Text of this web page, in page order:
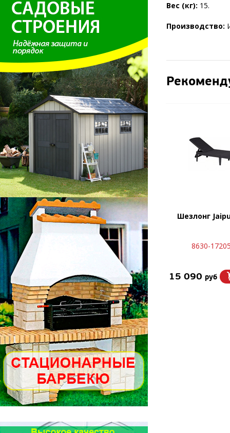
Вес (кг): 15.
Производство:
Шезлонг
8630-
15 090 руб